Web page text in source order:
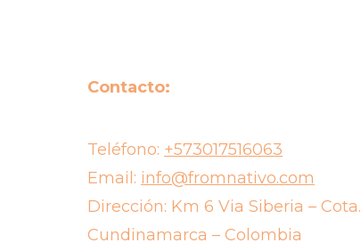
Contacto:
Teléfono: +573017516063
Email: info@fromnativo.com
Dirección: Km 6 Via Siberia – Cota.
Cundinamarca – Colombia